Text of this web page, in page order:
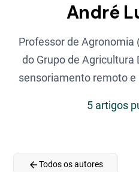
André
Professor de Agronomia
do Grupo de
sensoriamento remoto
5 artigos
arrow_backTodos os autores